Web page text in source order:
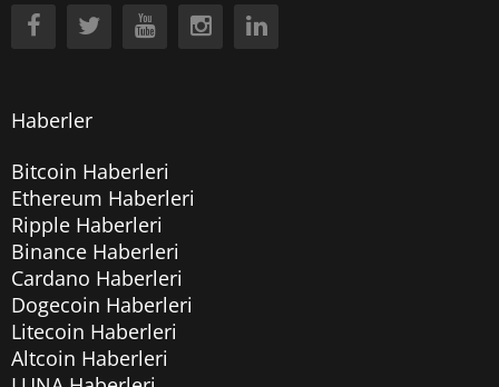
Haberler
Bitcoin Haberleri
Ethereum Haberleri
Ripple Haberleri
Binance Haberleri
Cardano Haberleri
Dogecoin Haberleri
Litecoin Haberleri
Altcoin Haberleri